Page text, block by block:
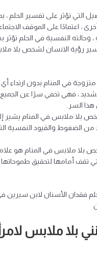
التي تؤثر على تفسير الحلم ،
، اعتمادًا على الموقف
، وحالته النفسية في الحلم تؤثر
رؤية الانسان لشخص بلا
متزوجة في المنام بدون ارتداء
، فهي تخفي سرًا عن
السر.
بلا ملابس في المنام يشير
من الضغوط والقيود النفسية
بلا ملابس في المنام هو
تقف أمامها لتحقيق طموحاتها
فقدان الأسنان لابن سيرين
بلا ملابس